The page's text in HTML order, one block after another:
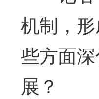
机制，
些方面
展？